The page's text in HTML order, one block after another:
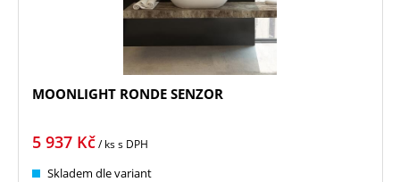
MOONLIGHT RONDE SENZOR
5 937 Kč/ kss DPH
Skladem dle variant